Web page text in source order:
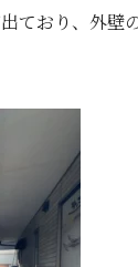
ており、外壁